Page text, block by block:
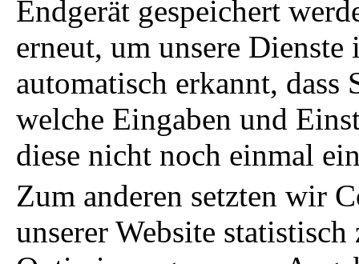
Endgerät gespeichert
erneut, um unsere
automatisch erkannt, dass
welche Eingaben und
diese nicht noch einmal
Zum anderen setzten wir
unserer Website